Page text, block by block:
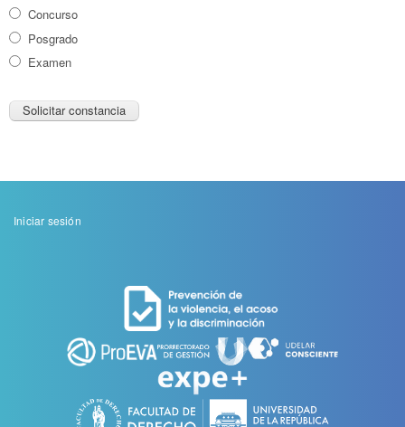
Concurso
Posgrado
Examen
Menu
Iniciar sesión